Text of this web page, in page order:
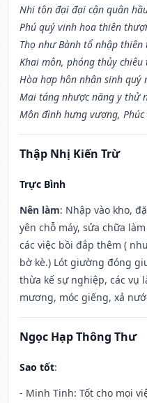
Nhi tôn đại đại cận quân
Phú quý vinh hoa thiên
Thọ như Bành tổ nhập thiên
Khai môn, phóng thủy chiêu
Hòa hợp hôn nhân sinh quý
Mai táng nhược năng y thử
Môn đình hưng vượng, Phúc
Thập Nhị Kiến Trừ
Trực Bình
Nên làm: Nhập vào kho,
yên chỗ máy, sửa chữa
các việc bồi đắp thêm (
bờ kè.) Lót giường đóng
thừa kế sự nghiệp, các vụ
mương, móc giếng, xả
Ngọc Hạp Thông Thư
Sao tốt:
- Minh Tinh: Tốt cho mọi